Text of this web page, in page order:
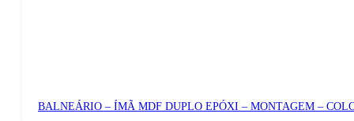
BALNEÁRIO – ÍMÃ MDF DUPLO EPÓXI – MONTAGEM –